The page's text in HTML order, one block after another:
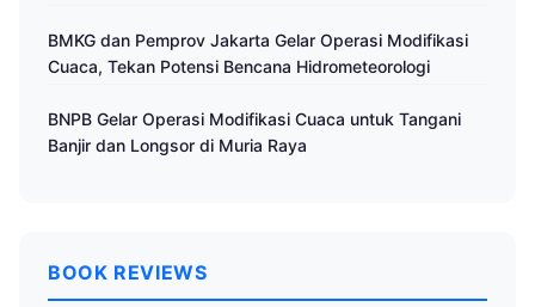
BMKG dan Pemprov Jakarta Gelar Operasi Modifikasi
Cuaca, Tekan Potensi Bencana Hidrometeorologi
BNPB Gelar Operasi Modifikasi Cuaca untuk Tangani
Banjir dan Longsor di Muria Raya
BOOK REVIEWS